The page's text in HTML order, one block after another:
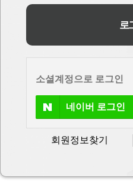
소셜계정으로 로그인
네이버 로그인
회원정보찾기